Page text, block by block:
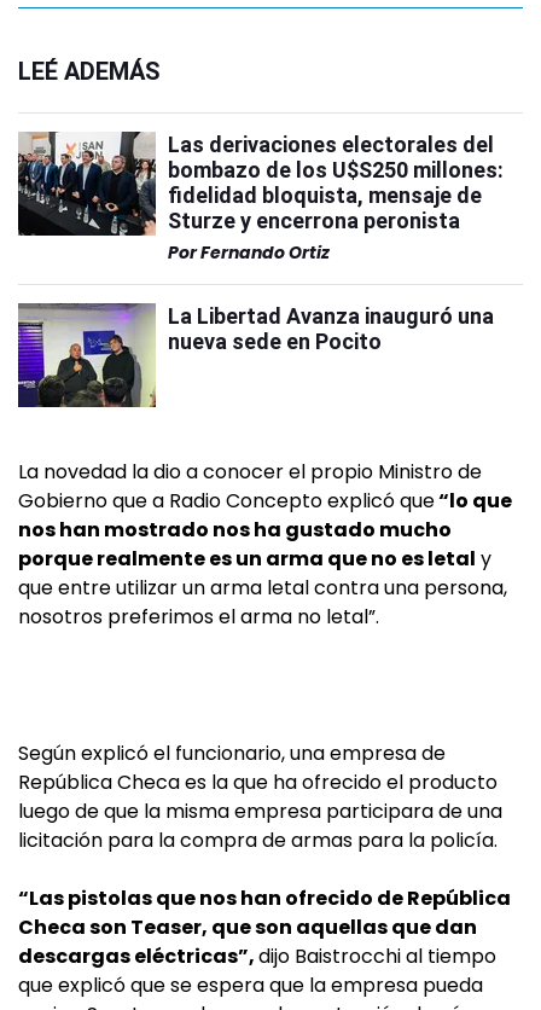
LEÉ ADEMÁS
Las derivaciones electorales del
bombazo de los U$S250 millones:
fidelidad bloquista, mensaje de
Sturze y encerrona peronista
PorFernando Ortiz
La Libertad Avanza inauguró una
nueva sede en Pocito
La novedad la dio a conocer el propio Ministro de
Gobierno que a Radio Concepto explicó que“lo que
nos han mostrado nos ha gustado mucho
porque realmente es un arma que no es letal y
que entre utilizar un arma letal contra una persona,
nosotros preferimos el arma no letal”.
Según explicó el funcionario, una empresa de
República Checa es la que ha ofrecido el producto
luego de que la misma empresa participara de una
licitación para la compra de armas para la policía.
“Las pistolas que nos han ofrecido de República
Checa son Teaser, que son aquellas que dan
descargas eléctricas”,dijo Baistrocchi al tiempo
que explicó que se espera que la empresa pueda